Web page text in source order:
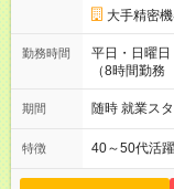
大手精密
勤務時間
平日・日曜
（8時間勤
期間 随時 就業ス
特徴 40～50代活